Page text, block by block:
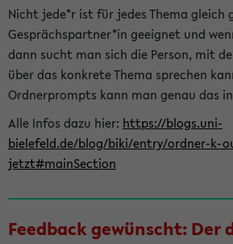
Nicht jede*r ist für jedes Thema gleich
Gesprächspartner*in geeignet und
dann sucht man sich die Person, mit
über das konkrete Thema sprechen
Ordnerprompts kann man genau das
Alle Infos dazu hier: https://blogs.uni-
bielefeld.de/blog/biki/entry/ordner-k-
jetzt#mainSection
Feedback gewünscht: Der